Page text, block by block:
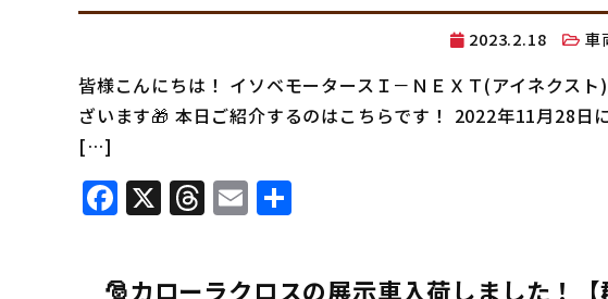
2023.2.18 車
皆様こんにちは！ イソベモータースＩ－ＮＥＸＴ(アイネクス
ざいます🎁 本日ご紹介するのはこちらです！ 2022年11月28日
[…]
Facebook
X Threads
Email
🎅カローラクロスの展示車入荷しました！